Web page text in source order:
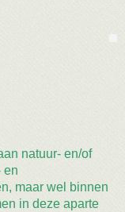
natuur- en/of
en
maar wel binnen
in deze aparte